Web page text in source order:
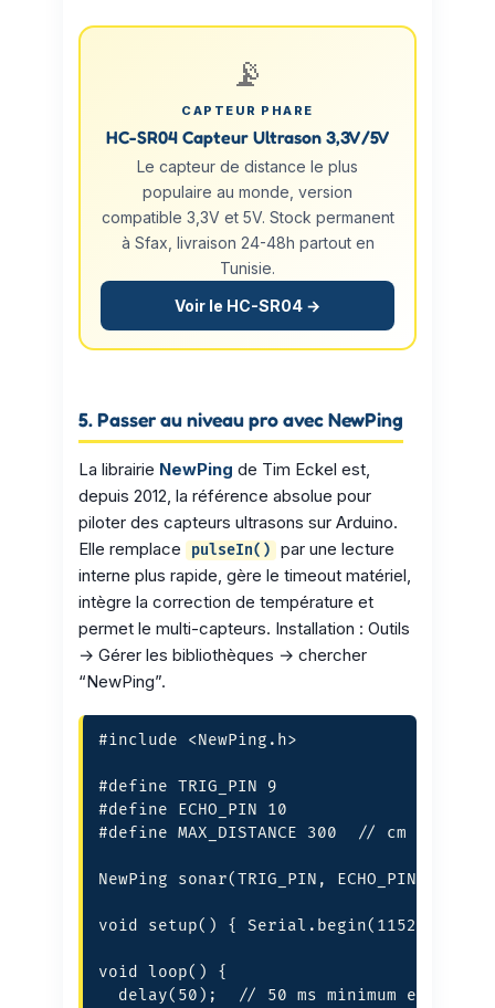
📡
CAPTEUR PHARE
HC-SR04 Capteur Ultrason 3,3V/5V
Le capteur de distance le plus
populaire au monde, version
compatible 3,3V et 5V. Stock permanent
à Sfax, livraison 24-48h partout en
Tunisie.
Voir le HC-SR04 →
5. Passer au niveau pro avec NewPing
La librairie NewPing de Tim Eckel est,
depuis 2012, la référence absolue pour
piloter des capteurs ultrasons sur Arduino.
Elle remplace
pulseIn()
par une lecture
interne plus rapide, gère le timeout matériel,
intègre la correction de température et
permet le multi-capteurs. Installation : Outils
→ Gérer les bibliothèques → chercher
“NewPing”.
#include <NewPing.h>
#define TRIG_PIN 9
#define ECHO_PIN 10
#define MAX_DISTANCE 300  // cm
NewPing sonar(TRIG_PIN, ECHO_PIN,
void setup() { Serial.begin(115200); }
void loop() {
delay(50);  // 50 ms minimum entre